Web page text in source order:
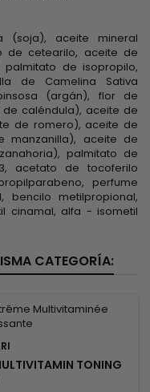
(soja), aceite mineral
de cetearilo, aceite de
palmitato de isopropilo,
de Camelina Sativa
(argán), flor de
de caléndula), aceite de
de romero), aceite de
manzanilla), aceite de
palmitato de
acetato de tocoferilo
perfume
bencilo metilpropional,
cinamal, alfa - isometil
CATEGORÍA:
TONING